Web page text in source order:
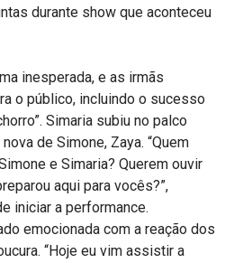
durante show que aconteceu
inesperada, e as irmãs
o público, incluindo o sucesso
Simaria subiu no palco
de Simone, Zaya. “Quem
e Simaria? Querem ouvir
aqui para vocês?”,
iniciar a performance.
emocionada com a reação dos
“Hoje eu vim assistir a